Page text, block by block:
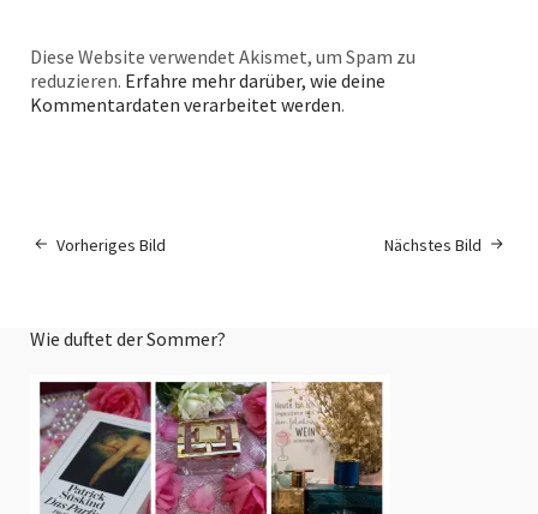
Diese Website verwendet Akismet, um Spam zu
reduzieren. Erfahre mehr darüber, wie deine
Kommentardaten verarbeitet werden.
Nächstes Bild
Vorheriges Bild
Wie duftet der Sommer?